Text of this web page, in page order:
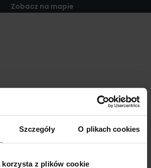
Szczegóły O plikach cookies
korzysta z plików cookie
Zobacz na mapie